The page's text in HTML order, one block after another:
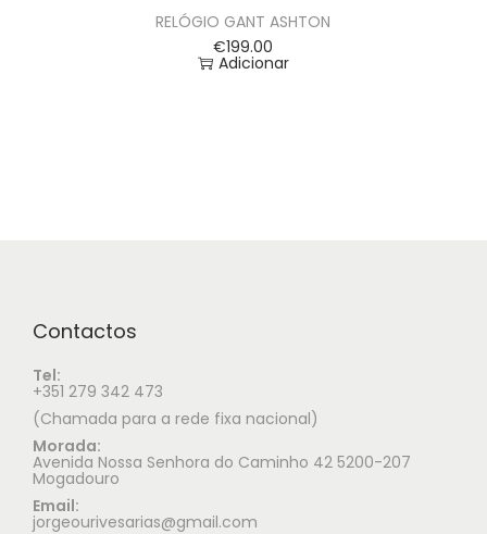
RELÓGIO GANT ASHTON
€199.00
Adicionar
Contactos
Tel:
+351 279 342 473
(Chamada para a rede fixa nacional)
Morada:
Avenida Nossa Senhora do Caminho 42 5200-207
Mogadouro
Email:
jorgeourivesarias@gmail.com